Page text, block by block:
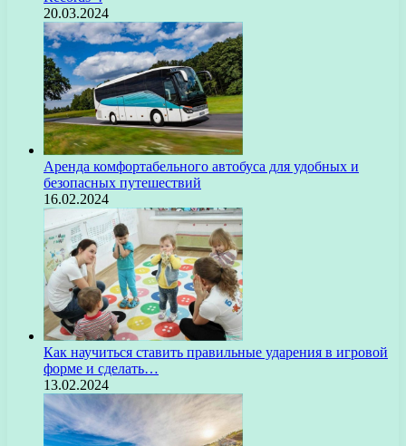
20.03.2024
Аренда комфортабельного автобуса для удобных и
безопасных путешествий
16.02.2024
Как научиться ставить правильные ударения в игровой
форме и сделать…
13.02.2024